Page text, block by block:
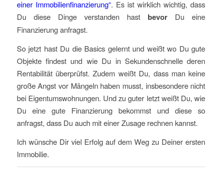
einer Immobilienfinanzierung“. Es ist wirklich wichtig, dass
Du diese Dinge verstanden hast bevor Du eine
Finanzierung anfragst.
So jetzt hast Du die Basics gelernt und weißt wo Du gute
Objekte findest und wie Du in Sekundenschnelle deren
Rentabilität überprüfst. Zudem weißt Du, dass man keine
große Angst vor Mängeln haben musst, insbesondere nicht
bei Eigentumswohnungen. Und zu guter letzt weißt Du, wie
Du eine gute Finanzierung bekommst und diese so
anfragst, dass Du auch mit einer Zusage rechnen kannst.
Ich wünsche Dir viel Erfolg auf dem Weg zu Deiner ersten
Immobilie.